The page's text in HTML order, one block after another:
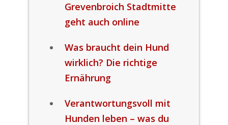
Grevenbroich Stadtmitte
geht auch online
Was braucht dein Hund
wirklich? Die richtige
Ernährung
Verantwortungsvoll mit
Hunden leben – was du